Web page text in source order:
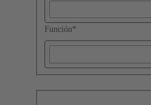
Función*